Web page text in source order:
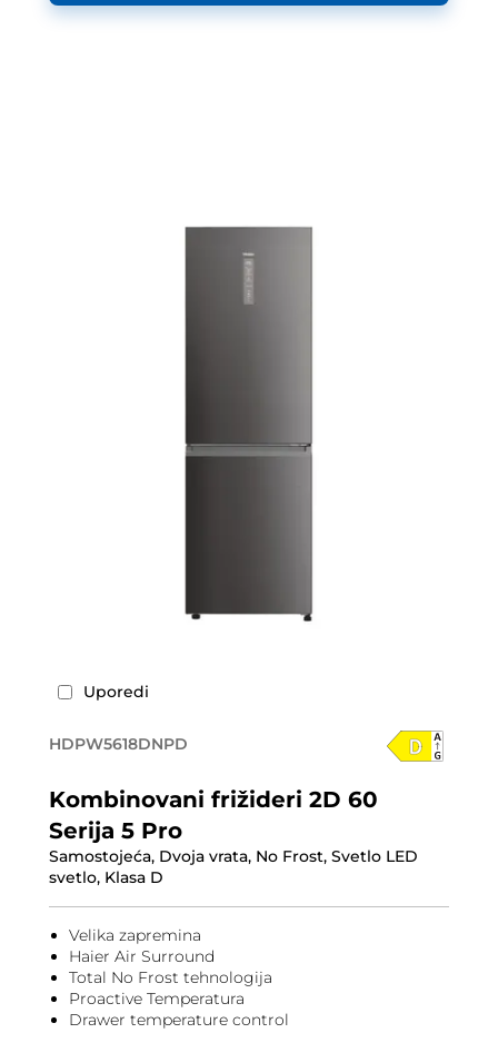
Uporedi
HDPW5618DNPD
Kombinovani frižideri 2D 60
Serija 5 Pro
Samostojeća, Dvoja vrata, No Frost, Svetlo LED
svetlo, Klasa D
Velika zapremina
Haier Air Surround
Total No Frost tehnologija
Proactive Temperatura
Drawer temperature control